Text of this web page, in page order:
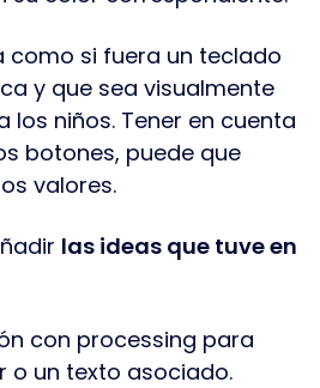
como si fuera un teclado
y que sea visualmente
niños. Tener en cuenta
botones, puede que
valores.
las ideas que tuve en
con processing para
o un texto asociado.